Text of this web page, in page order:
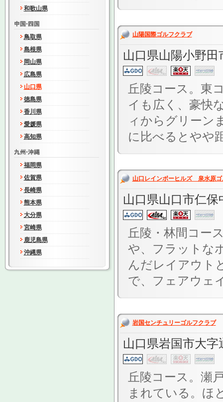
和歌山県
鳥取県
島根県
岡山県
広島県
山口県
徳島県
香川県
愛媛県
高知県
福岡県
佐賀県
長崎県
熊本県
大分県
宮崎県
鹿児島県
沖縄県
山陽国際ゴルフクラブ
山口県山陽小野田
丘陵コース。東
イも広く、豪快
ィからグリーン
に比べるとやや
山口レインボーヒルズ 泉水原ゴ
山口県山口市仁保
丘陵・林間コー
や、フラットな
んだレイアウト
で、フェアウェ
岩国センチュリーゴルフクラブ
山口県岩国市大字
丘陵コース。瀬
まれている。ほ